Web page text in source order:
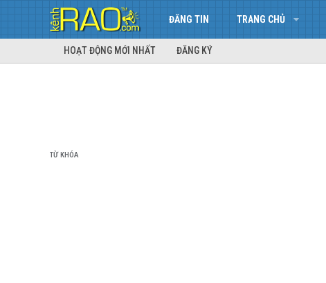
ĐĂNG TIN TRANG CHỦ
HOẠT ĐỘNG MỚI NHẤT ĐĂNG KÝ
TỪ KHÓA